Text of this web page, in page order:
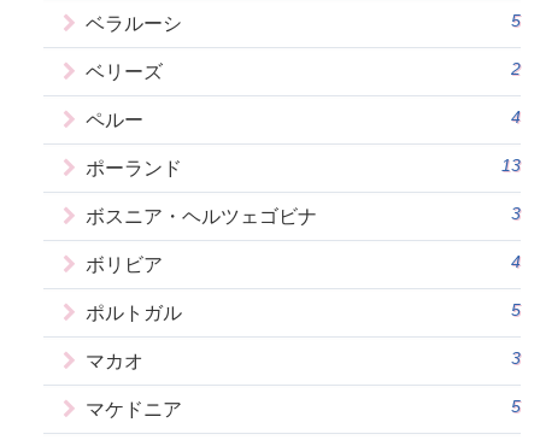
ベラルーシ 5
ベリーズ 2
ペルー 4
ポーランド 13
ボスニア・ヘルツェゴビナ 3
ボリビア 4
ポルトガル 5
マカオ 3
マケドニア 5